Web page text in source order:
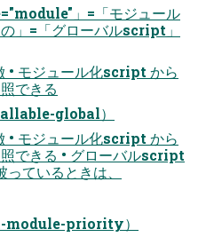
」=「モジュール
」=「グローバルscript」
モジュール化script から
できる
global）
モジュール化script から
できる • グローバルscript
ているときは、
module-priority）